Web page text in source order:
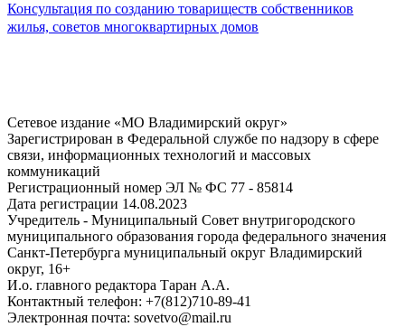
Консультация по созданию товариществ собственников
жилья, советов многоквартирных домов
Сетевое издание «МО Владимирский округ»
Зарегистрирован в Федеральной службе по надзору в сфере
связи, информационных технологий и массовых
коммуникаций
Регистрационный номер ЭЛ № ФС 77 - 85814
Дата регистрации 14.08.2023
Учредитель - Муниципальный Совет внутригородского
муниципального образования города федерального значения
Санкт-Петербурга муниципальный округ Владимирский
округ, 16+
И.о. главного редактора Таран А.А.
Контактный телефон: +7(812)710-89-41
Электронная почта: sovetvo@mail.ru